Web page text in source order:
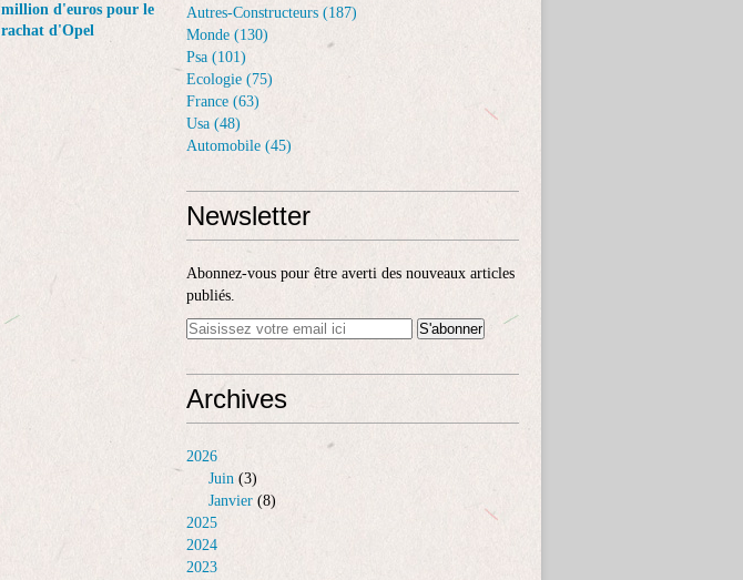
million d'euros pour le
rachat d'Opel
Autres-Constructeurs (187)
Monde (130)
Psa (101)
Ecologie (75)
France (63)
Usa (48)
Automobile (45)
Newsletter
Abonnez-vous pour être averti des nouveaux articles
publiés.
Archives
2026
Juin (3)
Janvier (8)
2025
2024
2023